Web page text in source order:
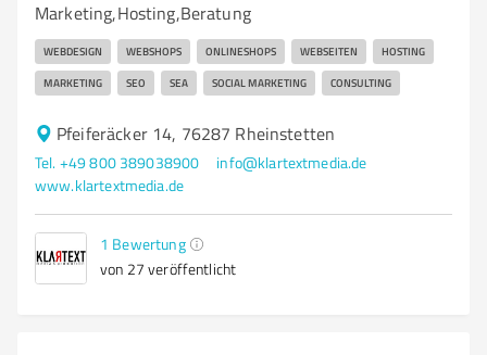
Marketing,Hosting,Beratung
WEBDESIGN WEBSHOPS ONLINESHOPS WEBSEITEN HOSTING
MARKETING SEO SEA SOCIAL MARKETING CONSULTING
Pfeiferäcker 14, 76287 Rheinstetten
Tel. +49 800 389038900
info@klartextmedia.de
www.klartextmedia.de
1 Bewertung
von 27 veröffentlicht